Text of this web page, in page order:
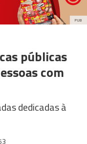
PUB
públicas
com
dedicadas à